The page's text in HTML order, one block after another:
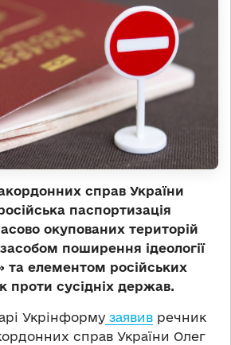
справ України
паспортизація
окупованих територій
поширення ідеології
та елементом російських
проти сусідніх держав.
Укрінформу заявив речник
справ України Олег